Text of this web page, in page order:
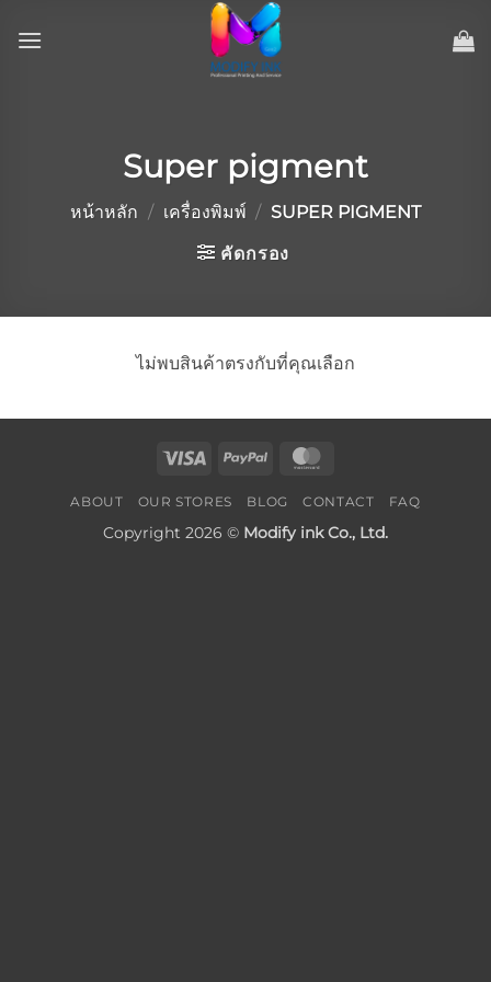
Super pigment
หน้าหลัก / เครื่องพิมพ์ / SUPER PIGMENT
คัดกรอง
ไม่พบสินค้าตรงกับที่คุณเลือก
Visa PayPal
ABOUT OUR STORES BLOG CONTACT FAQ
Copyright 2026 © Modify ink Co., Ltd.